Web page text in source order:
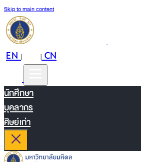
Skip to main content
EN| |CN
นักศึกษา
บุคลากร
ศิษย์เก่า